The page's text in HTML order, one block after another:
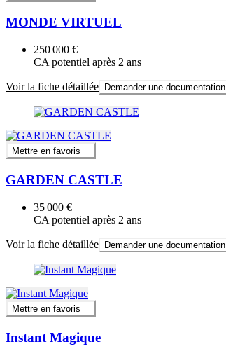
MONDE VIRTUEL
250 000 €
CA potentiel après 2 ans
Voir la fiche détaillée Demander une documentation
Mettre en favoris
GARDEN CASTLE
35 000 €
CA potentiel après 2 ans
Voir la fiche détaillée Demander une documentation
Mettre en favoris
Instant Magique